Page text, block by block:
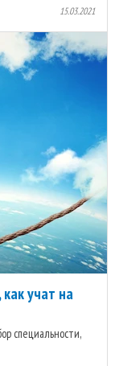
15.03.2021
учат на
специальности,